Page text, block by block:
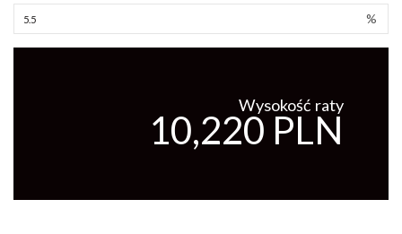
%
Wysokość raty
10,220 PLN